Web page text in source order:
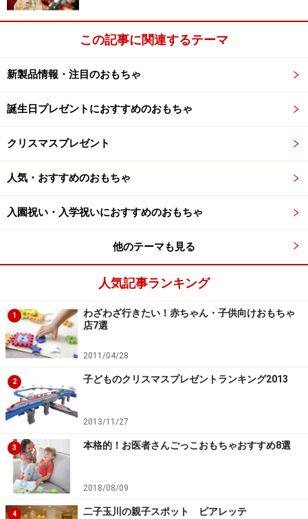
この記事に関連するテーマ
新製品情報・注目のおもちゃ
誕生日プレゼントにおすすめのおもちゃ
クリスマスプレゼント
人気・おすすめのおもちゃ
入園祝い・入学祝いにおすすめのおもちゃ
他のテーマも見る
人気記事ランキング
1
わざわざ行きたい！赤ちゃん・子供向けおもちゃ
店7選
2011/04/28
2 子どものクリスマスプレゼントランキング2013
2013/11/27
3 本格的！お医者さんごっこおもちゃおすすめ8選
2018/08/09
4 二子玉川の親子スポット ピアレッテ